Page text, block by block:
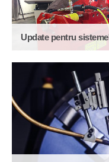
Update pentru